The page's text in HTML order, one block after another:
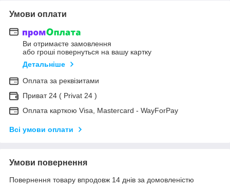
Умови оплати
Ви отримаєте замовлення
або гроші повернуться на вашу картку
Детальніше
Оплата за реквізитами
Приват 24 ( Privat 24 )
Оплата карткою Visa, Mastercard - WayForPay
Всі умови оплати
Умови повернення
Повернення товару впродовж 14 днів за домовленістю